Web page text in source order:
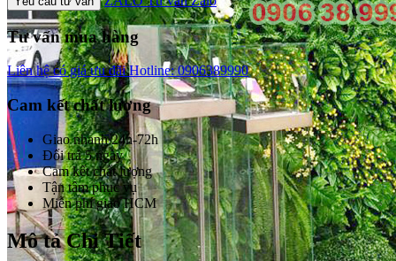
Tư vấn mua hàng
Liên hệ có giá ưu đãiHotline: 0906389990
Cam kết chất lượng
Giao nhanh 24h-72h
Đổi trả 5 ngày
Cam kết chất lượng
Tận tâm phục vụ
Miễn phí giao HCM
Mô tả Chi Tiết